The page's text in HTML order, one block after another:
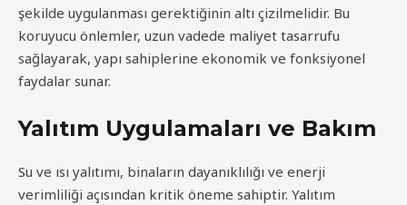
şekilde uygulanması gerektiğinin altı çizilmelidir. Bu
koruyucu önlemler, uzun vadede maliyet tasarrufu
sağlayarak, yapı sahiplerine ekonomik ve fonksiyonel
faydalar sunar.
Yalıtım Uygulamaları ve Bakım
Su ve ısı yalıtımı, binaların dayanıklılığı ve enerji
verimliliği açısından kritik öneme sahiptir. Yalıtım